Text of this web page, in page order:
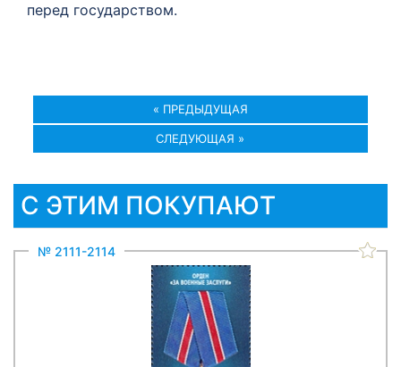
перед государством.
« ПРЕДЫДУЩАЯ
СЛЕДУЮЩАЯ »
С ЭТИМ ПОКУПАЮТ
№ 2111-2114